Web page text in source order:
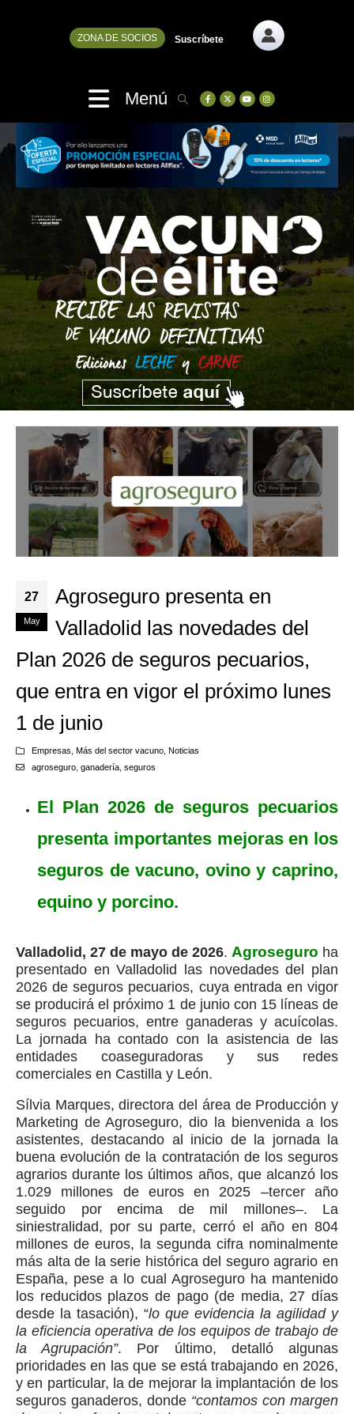
ZONA DE SOCIOS Suscríbete
Menú
27
May
Agroseguro presenta en
Valladolid las novedades del
Plan 2026 de seguros pecuarios,
que entra en vigor el próximo lunes
1 de junio
Empresas Más del sector vacuno, Noticias
agroseguro, ganadería, seguros
El Plan 2026 de seguros pecuarios
presenta importantes mejoras en los
seguros de vacuno, ovino y caprino,
equino y porcino.
Valladolid, 27 de mayo de 2026. Agroseguro ha
presentado en Valladolid las novedades del plan
2026 de seguros pecuarios, cuya entrada en vigor
se producirá el próximo 1 de junio con 15 líneas de
seguros pecuarios, entre ganaderas y acuícolas.
La jornada ha contado con la asistencia de las
entidades coaseguradoras y sus redes
comerciales en Castilla y León.
Sílvia Marques, directora del área de Producción y
Marketing de Agroseguro, dio la bienvenida a los
asistentes, destacando al inicio de la jornada la
buena evolución de la contratación de los seguros
agrarios durante los últimos años, que alcanzó los
1.029 millones de euros en 2025 –tercer año
seguido por encima de mil millones–. La
siniestralidad, por su parte, cerró el año en 804
millones de euros, la segunda cifra nominalmente
más alta de la serie histórica del seguro agrario en
España, pese a lo cual Agroseguro ha mantenido
los reducidos plazos de pago (de media, 27 días
desde la tasación), “lo que evidencia la agilidad y
la eficiencia operativa de los equipos de trabajo de
la Agrupación”.
Por último, detalló algunas
prioridades en las que se está trabajando en 2026,
y en particular, la de mejorar la implantación de los
seguros ganaderos, donde “contamos con margen